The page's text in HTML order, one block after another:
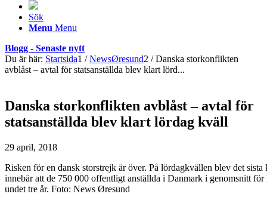
Sök
Menu Menu
Blogg - Senaste nytt
Du är här: Startsida1 / NewsØresund2 / Danska storkonflikten
avblåst – avtal för statsanställda blev klart lörd...
Danska storkonflikten avblåst – avtal för
statsanställda blev klart lördag kväll
29 april, 2018
Risken för en dansk storstrejk är över. På lördagkvällen blev det
innebär att de 750 000 offentligt anställda i Danmark i genomsnitt
undet tre år. Foto: News Øresund